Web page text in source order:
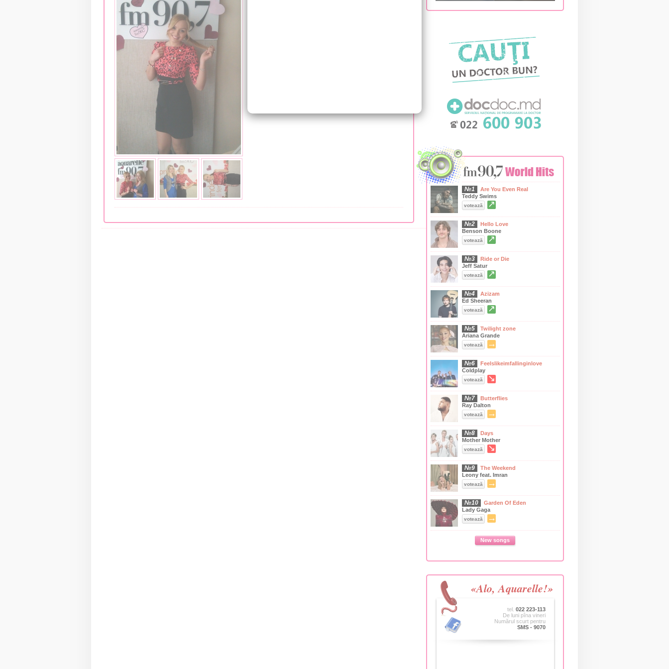
№1
Are You Even Real
Teddy Swims
votează ↗
№2
Hello Love
Benson Boone
votează ↗
№3
Ride or Die
Jeff Satur
votează ↗
№4
Azizam
Ed Sheeran
votează ↗
№5
Twilight zone
Ariana Grande
votează →
№6
Feelslikeimfallinginlove
Coldplay
votează ↘
№7
Butterflies
Ray Dalton
votează →
№8
Days
Mother Mother
votează ↘
№9
The Weekend
Leony feat. Imran
votează →
№10
Garden Of Eden
Lady Gaga
votează →
New songs
«Alo, Aquarelle!»
tel. 022 223-113
De luni pîna vineri
Numărul scurt pentru
SMS - 9070